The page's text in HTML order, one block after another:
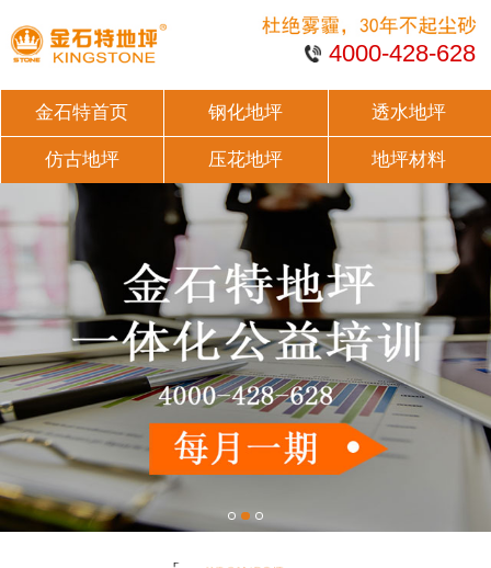
4000-428-628
金石特首页 钢化地坪 透水地坪
仿古地坪 压花地坪 地坪材料